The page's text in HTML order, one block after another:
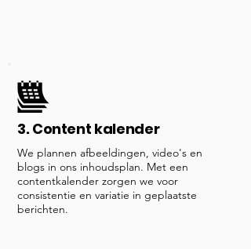
3. Content kalender
We plannen afbeeldingen, video's en
blogs in ons inhoudsplan. Met een
contentkalender zorgen we voor
consistentie en variatie in geplaatste
berichten.